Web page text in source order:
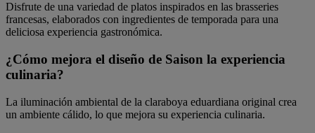
Disfrute de una variedad de platos inspirados en las brasseries
francesas, elaborados con ingredientes de temporada para una
deliciosa experiencia gastronómica.
¿Cómo mejora el diseño de Saison la experiencia
culinaria?
La iluminación ambiental de la claraboya eduardiana original crea
un ambiente cálido, lo que mejora su experiencia culinaria.